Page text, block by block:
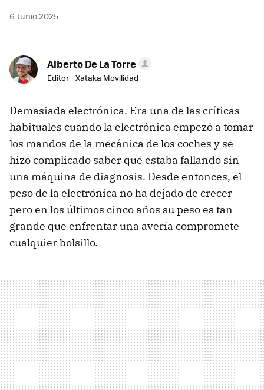
6 Junio 2025
Alberto De La Torre
Editor - Xataka Movilidad
Demasiada electrónica. Era una de las críticas
habituales cuando la electrónica empezó a tomar
los mandos de la mecánica de los coches y se
hizo complicado saber qué estaba fallando sin
una máquina de diagnosis. Desde entonces, el
peso de la electrónica no ha dejado de crecer
pero en los últimos cinco años su peso es tan
grande que enfrentar una avería compromete
cualquier bolsillo.